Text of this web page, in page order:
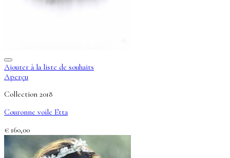
Ajouter à la liste de souhaits
Aperçu
Collection 2018
Couronne voile Etta
€ 160,00